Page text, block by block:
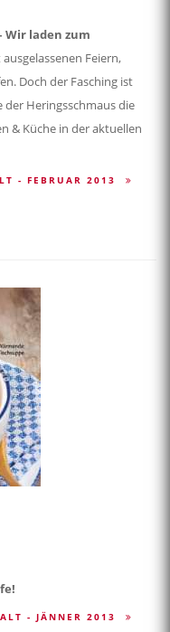
Wir laden zum
Feiern,
Doch der Fasching ist
der Heringsschmaus die
& Küche in der aktuellen
- FEBRUAR 2013
- JÄNNER 2013